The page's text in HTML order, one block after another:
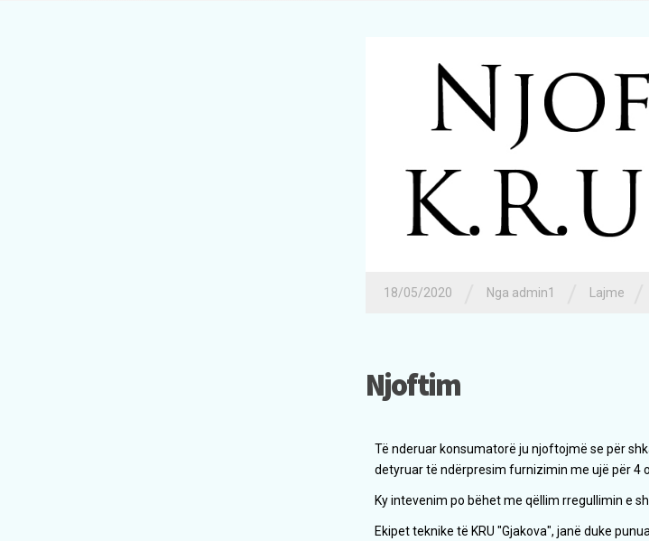
18/05/2020 Nga admin1 Lajme
Njoftim
Të nderuar konsumatorë ju njoftojmë se për
detyruar të ndërpresim furnizimin me ujë për 4
Ky intevenim po bëhet me qëllim rregullimin e
Ekipet teknike të KRU "Gjakova", janë duke